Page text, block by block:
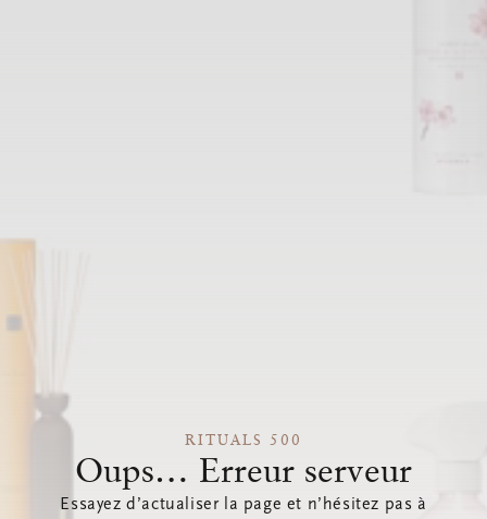
RITUALS 500
Oups… Erreur serveur
Essayez d’actualiser la page et n’hésitez pas à